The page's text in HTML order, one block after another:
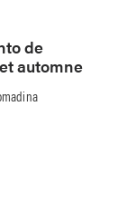
de
automne